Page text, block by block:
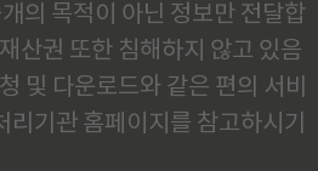
의 목적이 아닌 정보만 전달합
산권 또한 침해하지 않고 있음
및 다운로드와 같은 편의 서비
기관 홈페이지를 참고하시기